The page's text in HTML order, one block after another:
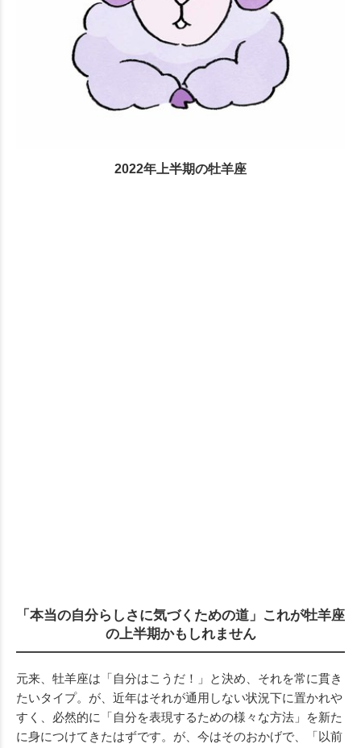
2022年上半期の牡羊座
「本当の自分らしさに気づくための道」これが牡羊座
の上半期かもしれません
元来、牡羊座は「自分はこうだ！」と決め、それを常に貫き
たいタイプ。が、近年はそれが通用しない状況下に置かれや
すく、必然的に「自分を表現するための様々な方法」を新た
に身につけてきたはずです。が、今はそのおかげで、「以前